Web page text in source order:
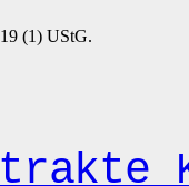
(1) UStG.